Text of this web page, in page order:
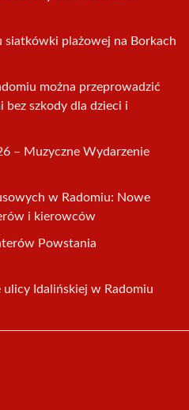
siatkówki plażowej na Borkach
można przeprowadzić
bez szkody dla dzieci i
– Muzyczne Wydarzenie
w Radomiu: Nowe
i kierowców
Powstania
Idalińskiej w Radomiu